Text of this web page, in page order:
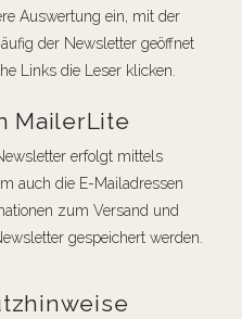
Auswertung ein, mit der
der Newsletter geöffnet
Links die Leser klicken.
MailerLite
erfolgt mittels
auch die E-Mailadressen
zum Versand und
gespeichert werden.